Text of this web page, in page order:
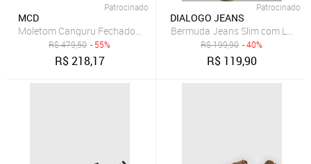
Patrocinado
MCD
Moletom Canguru Fechado Logo
R$479,50 - 55%
R$218,17
Patrocinado
DIALOGO JEANS
Bermuda Jeans Slim com
R$199,90 - 40%
R$ 119,90